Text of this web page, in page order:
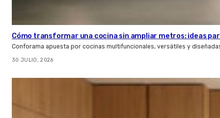
Cómo transformar una cocina sin ampliar metros: ideas
Conforama apuesta por cocinas multifuncionales, versátiles y
30 JULIO, 2026